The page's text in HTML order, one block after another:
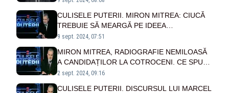
CULISELE PUTERII. MIRON MITREA: CIUCĂ
TREBUIE SĂ MEARGĂ PE IDEEA
”GENERALUL CARE NU SE LASĂ”
9 sept. 2024, 07:51
MIRON MITREA, RADIOGRAFIE NEMILOASĂ
A CANDIDAȚILOR LA COTROCENI. CE SPUNE
ANALISTUL POLITIC DESPRE CIOLACU,
2 sept. 2024, 09:16
CULISELE PUTERII. DISCURSUL LUI MARCEL